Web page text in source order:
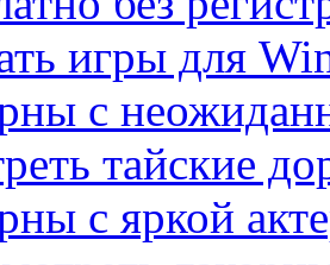
игры для
с
тайские
с яркой